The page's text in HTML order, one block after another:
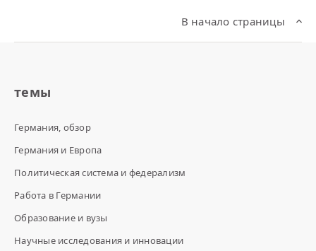
В начало страницы
темы
Германия, обзор
Германия и Европа
Политическая система и федерализм
Работа в Германии
Образование и вузы
Научные исследования и инновации